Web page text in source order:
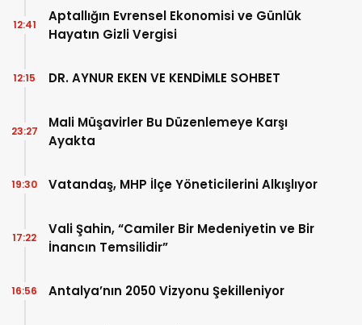
Aptallığın Evrensel Ekonomisi ve Günlük
Hayatın Gizli Vergisi
12:41
DR. AYNUR EKEN VE KENDİMLE SOHBET
12:15
Mali Müşavirler Bu Düzenlemeye Karşı
Ayakta
23:27
Vatandaş, MHP İlçe Yöneticilerini Alkışlıyor
19:30
Vali Şahin, “Camiler Bir Medeniyetin ve Bir
İnancın Temsilidir”
17:22
Antalya’nın 2050 Vizyonu Şekilleniyor
16:56